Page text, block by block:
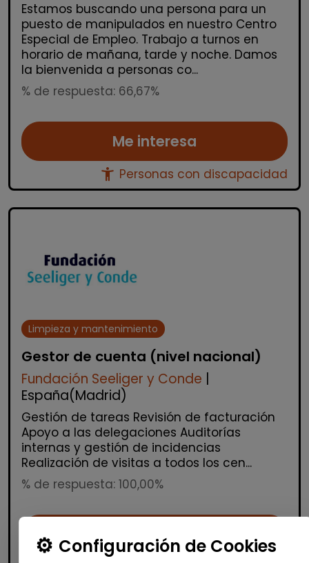
Estamos buscando una persona para un
puesto de manipulados en nuestro Centro
Especial de Empleo. Trabajo a turnos en
horario de mañana, tarde y noche. Damos
la bienvenida a personas co...
% de respuesta: 66,67%
Me interesa
accessibility_new Personas con discapacidad
Limpieza y mantenimiento
Gestor de cuenta (nivel nacional)
Fundación Seeliger y Conde |
España(Madrid)
Gestión de tareas Revisión de facturación
Apoyo a las delegaciones Auditorías
internas y gestión de incidencias
Realización de visitas a todos los cen...
% de respuesta: 100,00%
Me interesa
Configuración de Cookies